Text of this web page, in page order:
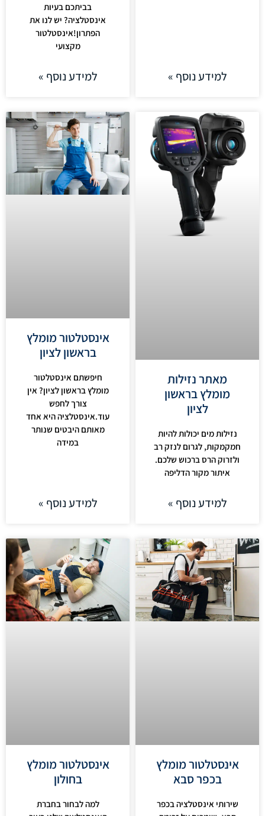
למידע נוסף »
בביתכם בעיות
אינסטלציה? יש לנו את
הפתרון!אינסטלטור
מקצועי
למידע נוסף »
מאתר נזילות
מומלץ בראשון
לציון
נזילות מים יכולות להיות
חמקמקות, לגרום לנזק רב
ולזרוק הרס ברכוש שלכם.
איתור מקור הדליפה
למידע נוסף »
אינסטלטור מומלץ
בראשון לציון
חיפשתם אינסטלטור
מומלץ בראשון לציון? אין
צורך לחפש
עוד.אינסטלציה היא אחד
מאותם היבטים שנותר
במידה
למידע נוסף »
אינסטלטור מומלץ
בכפר סבא
שירותי אינסטלציה בכפר
אינסטלטור מומלץ
בחולון
למה לבחור בחברת